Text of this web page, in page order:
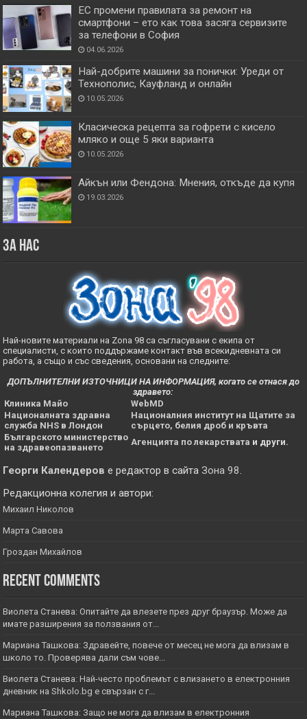
ЕС промени правилата за ремонт на
смартфони – ето как това засяга сервизите
за телефони в София
04.06.2026
Най-добрите машини за понички: Уреди от
Технополис, Кауфланд и онлайн
10.05.2026
Класическа рецепта за гофрети с кисело
мляко и още 5 яки варианта
10.05.2026
Айкън или Фендона: Мнения, откъде да купя
19.03.2026
За нас
Най-новите материали на Zona 98 са съгласувани с екипа от
специалисти, с които поддържаме контакт във всекидневната си
работа, а също и със сведения, основани на следните:
ДОПЪЛНИТЕЛНИ ИЗТОЧНИЦИ НА ИНФОРМАЦИЯ, когато се отнася до
здравето:
Клиника Майо
WebMD
Националната здравна
служба NHS в Лондон
Националния институт на Щатите за
сърцето, белия дроб и кръвта
Българското министерство
на здравеопазването
Агенцията по лекарствата и други.
Георги Календеров е редактор в сайтаЗона 98.
Редакционна колегия и автори:
Михаил Николов
Марта Савова
Гроздан Михайлов
Recent Comments
Виолета Станева: Опитайте да влезете през друг браузър. Може да
имате разширения за ползвания от...
Мариана Ташкова: Здравейте, повече от месец не мога да влизам в
школо то. Проверява дали съм чове...
Виолета Станева: Най-често проблемът с влизането в електронния
дневник на Shkolo.bg е свързан с г...
Мариана Ташкова: Защо не мога да влизам в електронния